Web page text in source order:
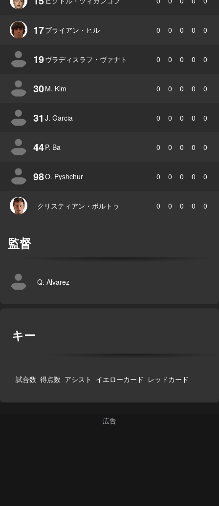
17ブライアン・ヒル 0 0 0 0 0
19ヴラディスラフ・ヴァナト 0 0 0 0 0
30M. Kim 0 0 0 0 0
31 J. Garcia 0 0 0 0 0
44P. Ba 0 0 0 0 0
98O. Pyshchur 0 0 0 0 0
クリスティアン・ポルトゥ 0 0 0 0 0
監督
Q. Alvarez
キー
試合数 得点数 アシスト イエローカード レッドカード